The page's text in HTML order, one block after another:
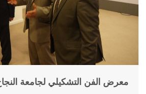
معرض الفن التشكيلي لجامعة النجاح